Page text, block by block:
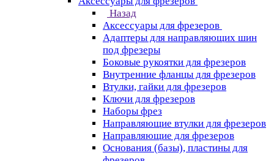
Назад
Аксессуары для фрезеров
Адаптеры для направляющих шин
под фрезеры
Боковые рукоятки для фрезеров
Внутренние фланцы для фрезеров
Втулки, гайки для фрезеров
Ключи для фрезеров
Наборы фрез
Направляющие втулки для фрезеров
Направляющие для фрезеров
Основания (базы), пластины для